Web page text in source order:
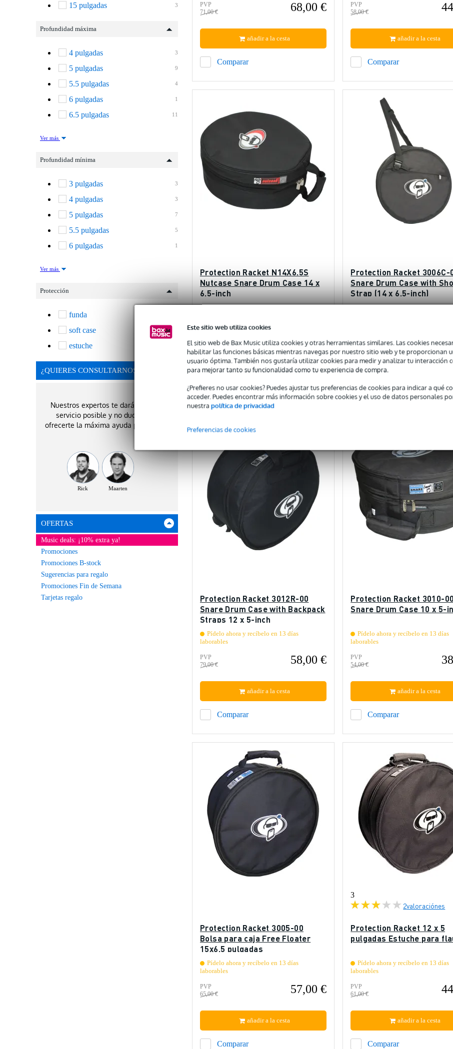
Este sitio web utiliza cookies
El sitio web de Bax Music utiliza cookies y otras herramientas similares. Las cookies
habilitar las funciones básicas mientras navegas por nuestro sitio web y te proporcionan
usuario óptima. También nos gustaría utilizar cookies para medir y analizar tu interacción
para mejorar tanto su funcionalidad como tu experiencia de compra.
¿Prefieres no usar cookies? Puedes ajustar tus preferencias de cookies para indicar a qué
acceder. Puedes encontrar más información sobre cookies y el uso de datos personales
nuestra política de privacidad
Preferencias de cookies
3
15 pulgadas
Profundidad máxima
3
4 pulgadas
9
5 pulgadas
4
5.5 pulgadas
1
6 pulgadas
11
6.5 pulgadas
Ver más
Profundidad mínima
3
3 pulgadas
3
4 pulgadas
7
5 pulgadas
5
5.5 pulgadas
1
6 pulgadas
Ver más
Protección
funda
soft case
estuche
¿QUIERES CONSULTARNOS?
Nuestros expertos te darán el mejor
servicio posible y no dudarán en
ofrecerte la máxima ayuda profesional.
Rick Maarten
OFERTAS
Music deals: ¡10% extra ya!
Promociones
Promociones B-stock
Sugerencias para regalo
Promociones Fin de Semana
Tarjetas regalo
PVP
71,00 €
68,00 €
Comparar
añadir a la cesta
PVP
58,00 €
Comparar
añadir a la cesta
Protection Racket N14X6.5S
Nutcase Snare Drum Case 14 x
6.5-inch
Pídelo ahora y recíbelo en 8 días laborables
PVP
48,00 €
Comparar
añadir a la cesta
Protection Racket 3006C-
Snare Drum Case with
Strap (14 x 6.5-inch)
Pídelo ahora y recíbelo en 13 días
Comparar
añadir a la cesta
Protection Racket 3012R-00
Snare Drum Case with Backpack
Straps 12 x 5-inch
Pídelo ahora y recíbelo en 13 días
laborables
PVP
79,00 €
58,00 €
Comparar
añadir a la cesta
Protection Racket 3010-00
Snare Drum Case 10 x 5-
Pídelo ahora y recíbelo en 13 días
laborables
PVP
54,00 €
Comparar
añadir a la cesta
Protection Racket 3005-00
Bolsa para caja Free Floater
15x6,5 pulgadas
Pídelo ahora y recíbelo en 13 días
laborables
PVP
65,00 €
57,00 €
Comparar
añadir a la cesta
3
2valoraciónes
Protection Racket 12 x 5
pulgadas Estuche para
Pídelo ahora y recíbelo en 13 días
laborables
PVP
61,00 €
Comparar
añadir a la cesta